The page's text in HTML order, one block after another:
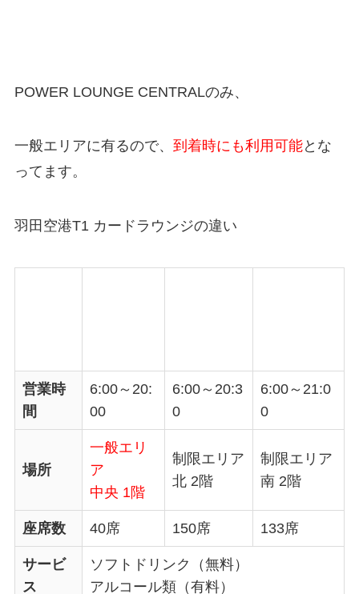
POWER LOUNGE CENTRALのみ、
一般エリアに有るので、 到着時にも利用可能とな
ってます。
羽田空港T1 カードラウンジの違い
営業時
間
6:00～20:
00
6:00～20:3
0
6:00～21:0
0
場所
一般エリ
ア
中央 1階
制限エリア
北 2階
制限エリア
南 2階
座席数 40席 150席 133席
サービ
ス
ソフトドリンク（無料）
アルコール類（有料）